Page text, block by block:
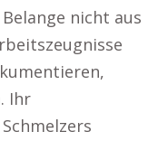
nicht aus
Ihr